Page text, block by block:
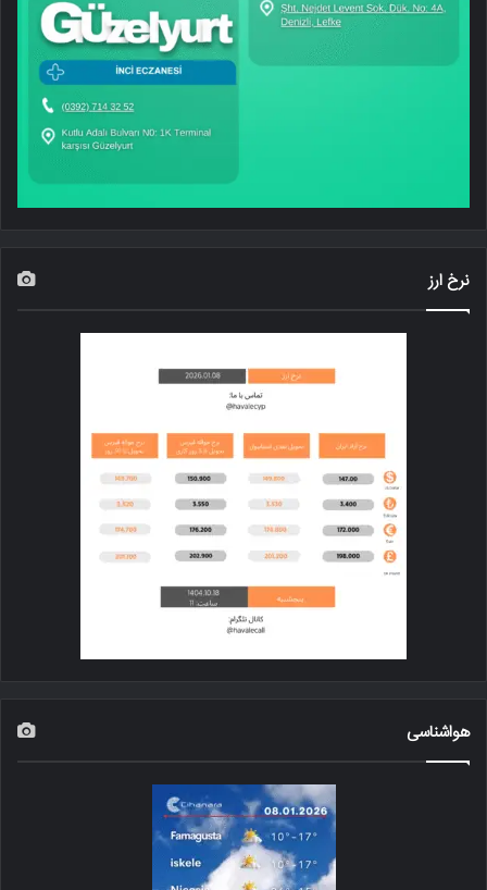
نرخ ارز
هواشناسی